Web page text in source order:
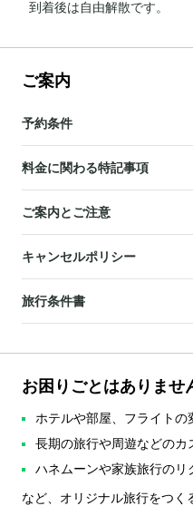
到着後は自由解散です。
ご案内
予約条件
料金に関わる特記事項
ご案内とご注意
キャンセルポリシー
旅行条件書
お困りごとはありませ
ホテルや部屋、フライトの
長期の旅行や周遊などのカ
ハネムーンや家族旅行のリ
など、オリジナル旅行をつく